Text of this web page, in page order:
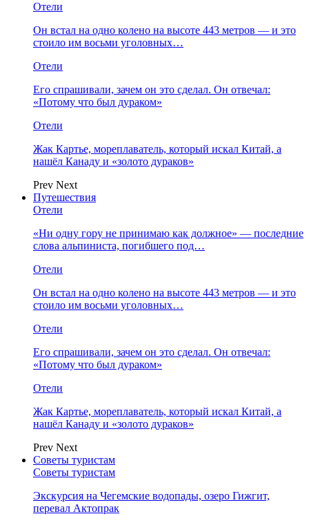
Отели
Он встал на одно колено на высоте 443 метров — и это
стоило им восьми уголовных…
Отели
Его спрашивали, зачем он это сделал. Он отвечал:
«Потому что был дураком»
Отели
Жак Картье, мореплаватель, который искал Китай, а
нашёл Канаду и «золото дураков»
Prev Next
Путешествия
Отели
«Ни одну гору не принимаю как должное» — последние
слова альпиниста, погибшего под…
Отели
Он встал на одно колено на высоте 443 метров — и это
стоило им восьми уголовных…
Отели
Его спрашивали, зачем он это сделал. Он отвечал:
«Потому что был дураком»
Отели
Жак Картье, мореплаватель, который искал Китай, а
нашёл Канаду и «золото дураков»
Prev Next
Советы туристам
Советы туристам
Экскурсия на Чегемские водопады, озеро Гижгит,
перевал Актопрак